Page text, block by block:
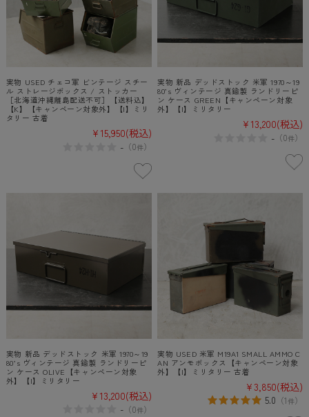
実物 USED チェコ軍 ビンテージ スチー
ル ストレージボックス / ストッカー
［北海道沖縄離島配送不可］【送料込】
【K】【キャンペーン対象外】【I】ミリ
タリー 古着
¥15,950(税込)
-（0件）
実物 新品 デッドストック 米軍 1970～19
80’s ヴィンテージ 真鍮製 ランドリーピ
ン ケース GREEN【キャンペーン対象
外】【I】ミリタリー
¥13,200(税込)
- （0件）
実物 新品 デッドストック 米軍 1970～19
80’s ヴィンテージ 真鍮製 ランドリーピ
ン ケース OLIVE【キャンペーン対象
外】【I】ミリタリー
¥13,200(税込)
-（0件）
実物 USED 米軍 M19A1 SMALL AMMO C
AN アンモボックス【キャンペーン対象
外】【I】ミリタリー 古着
¥3,850(税込)
5.0 （1件）